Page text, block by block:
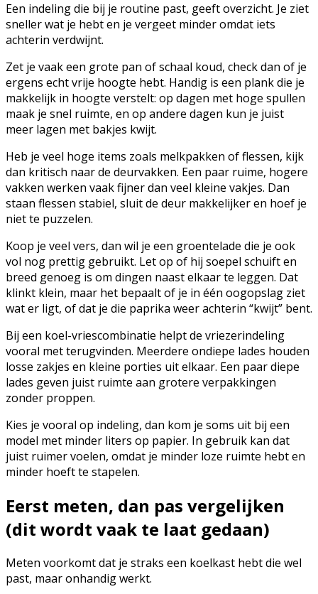
Een indeling die bij je routine past, geeft overzicht. Je ziet
sneller wat je hebt en je vergeet minder omdat iets
achterin verdwijnt.
Zet je vaak een grote pan of schaal koud, check dan of je
ergens echt vrije hoogte hebt. Handig is een plank die je
makkelijk in hoogte verstelt: op dagen met hoge spullen
maak je snel ruimte, en op andere dagen kun je juist
meer lagen met bakjes kwijt.
Heb je veel hoge items zoals melkpakken of flessen, kijk
dan kritisch naar de deurvakken. Een paar ruime, hogere
vakken werken vaak fijner dan veel kleine vakjes. Dan
staan flessen stabiel, sluit de deur makkelijker en hoef je
niet te puzzelen.
Koop je veel vers, dan wil je een groentelade die je ook
vol nog prettig gebruikt. Let op of hij soepel schuift en
breed genoeg is om dingen naast elkaar te leggen. Dat
klinkt klein, maar het bepaalt of je in één oogopslag ziet
wat er ligt, of dat je die paprika weer achterin “kwijt” bent.
Bij een koel-vriescombinatie helpt de vriezerindeling
vooral met terugvinden. Meerdere ondiepe lades houden
losse zakjes en kleine porties uit elkaar. Een paar diepe
lades geven juist ruimte aan grotere verpakkingen
zonder proppen.
Kies je vooral op indeling, dan kom je soms uit bij een
model met minder liters op papier. In gebruik kan dat
juist ruimer voelen, omdat je minder loze ruimte hebt en
minder hoeft te stapelen.
Eerst meten, dan pas vergelijken
(dit wordt vaak te laat gedaan)
Meten voorkomt dat je straks een koelkast hebt die wel
past, maar onhandig werkt.